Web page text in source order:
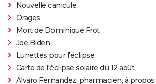
Nouvelle canicule
Orages
Mort de Dominique Frot
Joe Biden
Lunettes pour l'éclipse
Carte de l'éclipse solaire du 12 août
Alvaro Fernandez, pharmacien, à propos